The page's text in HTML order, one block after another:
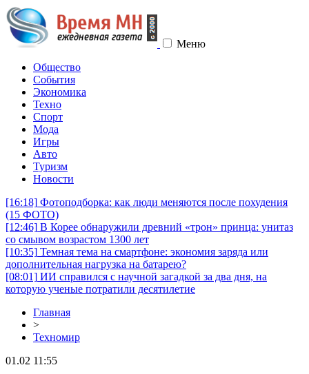
Меню
Общество
События
Экономика
Техно
Спорт
Мода
Игры
Авто
Туризм
Новости
[16:18] Фотоподборка: как люди меняются после похудения
(15 ФОТО)
[12:46] В Корее обнаружили древний «трон» принца: унитаз
со смывом возрастом 1300 лет
[10:35] Темная тема на смартфоне: экономия заряда или
дополнительная нагрузка на батарею?
[08:01] ИИ справился с научной загадкой за два дня, на
которую ученые потратили десятилетие
Главная
>
Техномир
01.02 11:55